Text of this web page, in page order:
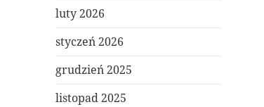
luty 2026
styczeń 2026
grudzień 2025
listopad 2025